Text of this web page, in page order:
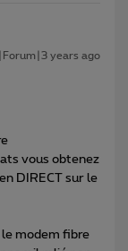
years ago
vous obtenez
DIRECT sur le
le modem fibre